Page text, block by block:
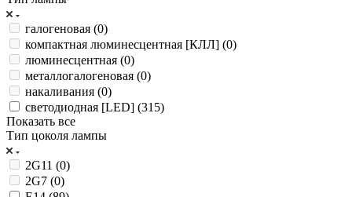
галогеновая (0)
компактная люминесцентная [КЛЛ] (0)
люминесцентная (0)
металлогалогеновая (0)
накаливания (0)
светодиодная [LED] (315)
Показать все
Тип цоколя лампы
2G11 (0)
2G7 (0)